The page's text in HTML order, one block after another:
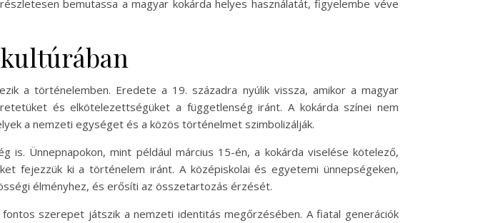
bemutassa a magyar kokárda helyes használatát, figyelembe véve
a történelemben. Eredete a 19. századra nyúlik vissza, amikor a magyar
és elkötelezettségüket a függetlenség iránt. A kokárda színei nem
a nemzeti egységet és a közös történelmet szimbolizálják.
is. Ünnepnapokon, mint például március 15-én, a kokárda viselése kötelező,
fejezzük ki a történelem iránt. A középiskolai és egyetemi ünnepségeken,
élményhez, és erősíti az összetartozás érzését.
szerepet játszik a nemzeti identitás megőrzésében. A fiatal generációk